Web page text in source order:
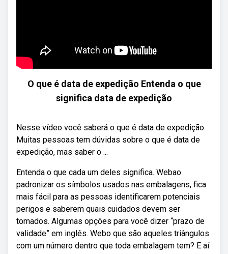
O que é data de expedição Entenda o que
significa data de expedição
Nesse vídeo você saberá o que é data de expedição.
Muitas pessoas tem dúvidas sobre o que é data de
expedição, mas saber o ...
Entenda o que cada um deles significa. Webao
padronizar os símbolos usados nas embalagens, fica
mais fácil para as pessoas identificarem potenciais
perigos e saberem quais cuidados devem ser
tomados. Algumas opções para você dizer “prazo de
validade” em inglês. Webo que são aqueles triângulos
com um número dentro que toda embalagem tem? E aí